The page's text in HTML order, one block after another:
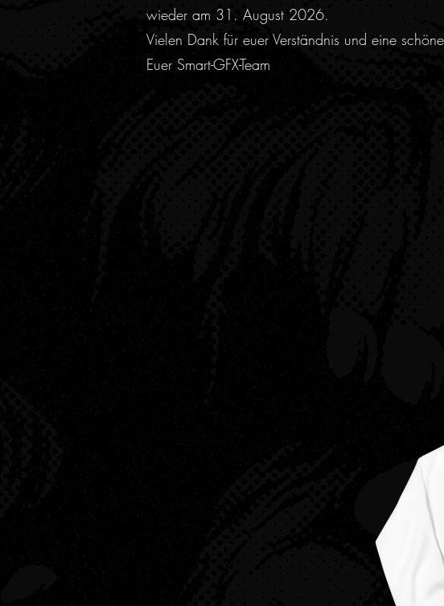
wieder am 31. August 2026.
Vielen Dank für euer Verständnis und eine
Euer Smart-GFX-Team